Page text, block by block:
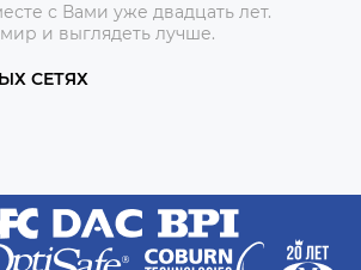
с Вами уже двадцать лет.
и выглядеть лучше.
СЕТЯХ